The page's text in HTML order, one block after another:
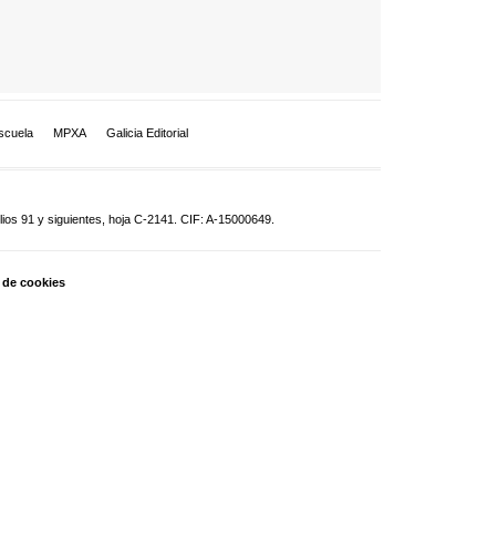
MPXA Galicia Editorial
91 y siguientes, hoja C-2141. CIF: A-15000649.
cookies